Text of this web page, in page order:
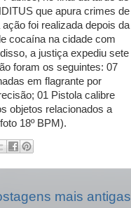
que apura crimes de
foi realizada depois da
cocaína na cidade com
a justiça expediu sete
foram os seguintes: 07
em flagrante por
01 Pistola calibre
objetos relacionados a
18º BPM).
mais antigas